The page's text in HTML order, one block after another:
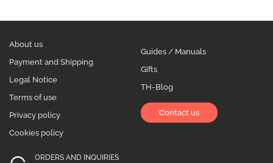
About us
Payment and Shipping
Legal Notice
Terms of use
Privacy policy
Cookies policy
Guides / Manuals
Gifts
TH-Blog
Contact us
ORDERS AND INQUIRIES